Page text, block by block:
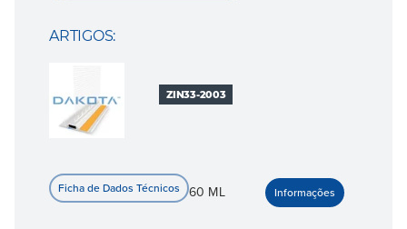
ARTIGOS:
ZIN33-2003
60 ML